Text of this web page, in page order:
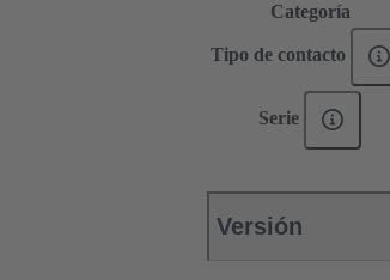
Categoría
Tipo de contacto
Serie
Versión